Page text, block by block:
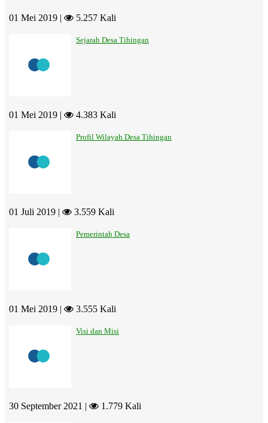
01 Mei 2019 | 5.257 Kali
Sejarah Desa Tihingan
01 Mei 2019 | 4.383 Kali
Profil Wilayah Desa Tihingan
01 Juli 2019 | 3.559 Kali
Pemerintah Desa
01 Mei 2019 | 3.555 Kali
Visi dan Misi
30 September 2021 | 1.779 Kali